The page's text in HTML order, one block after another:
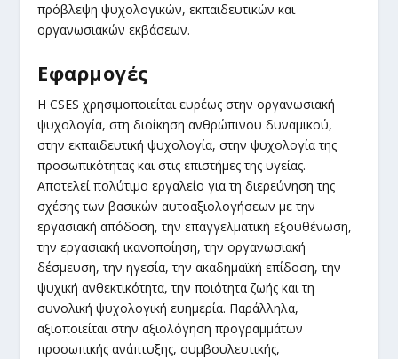
πρόβλεψη ψυχολογικών, εκπαιδευτικών και
οργανωσιακών εκβάσεων.
Εφαρμογές
Η CSES χρησιμοποιείται ευρέως στην οργανωσιακή
ψυχολογία, στη διοίκηση ανθρώπινου δυναμικού,
στην εκπαιδευτική ψυχολογία, στην ψυχολογία της
προσωπικότητας και στις επιστήμες της υγείας.
Αποτελεί πολύτιμο εργαλείο για τη διερεύνηση της
σχέσης των βασικών αυτοαξιολογήσεων με την
εργασιακή απόδοση, την επαγγελματική εξουθένωση,
την εργασιακή ικανοποίηση, την οργανωσιακή
δέσμευση, την ηγεσία, την ακαδημαϊκή επίδοση, την
ψυχική ανθεκτικότητα, την ποιότητα ζωής και τη
συνολική ψυχολογική ευημερία. Παράλληλα,
αξιοποιείται στην αξιολόγηση προγραμμάτων
προσωπικής ανάπτυξης, συμβουλευτικής,